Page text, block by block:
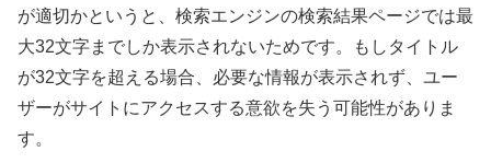
が適切かというと、検索エンジンの検索結果ページでは最
大32文字までしか表示されないためです。もしタイトル
が32文字を超える場合、必要な情報が表示されず、ユー
ザーがサイトにアクセスする意欲を失う可能性がありま
す。